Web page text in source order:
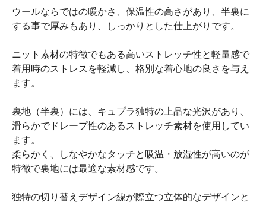
ウールならではの暖かさ、保温性の高さがあり、半裏に
する事で厚みもあり、しっかりとした仕上がりです。
ニット素材の特徴でもある高いストレッチ性と軽量感で
着用時のストレスを軽減し、格別な着心地の良さを与え
ます。
裏地（半裏）には、キュプラ独特の上品な光沢があり、
滑らかでドレープ性のあるストレッチ素材を使用してい
ます。
柔らかく、しなやかなタッチと吸温・放湿性が高いのが
特徴で裏地には最適な素材感です。
独特の切り替えデザイン線が際立つ立体的なデザインと